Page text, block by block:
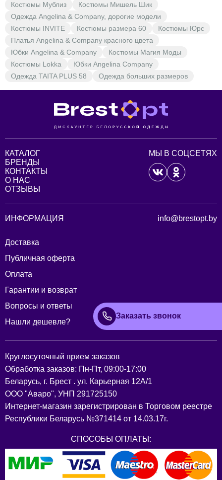
Костюмы Мублиз
Костюмы Мишель Шик
Одежда Angelina & Company, дорогие модели
Костюмы INVITE
Костюмы размера 60
Костюмы Юрс
Платья Angelina & Company красного цвета
Юбки Angelina & Company
Костюмы Магия Моды
Костюмы Lokka
Юбки Angelina Company
Одежда TAITA PLUS 58
Одежда больших размеров
КАТАЛОГ
БРЕНДЫ
КОНТАКТЫ
О НАС
ОТЗЫВЫ
МЫ В СОЦСЕТЯХ
ИНФОРМАЦИЯ
Доставка
Публичная оферта
Оплата
Гарантии и возврат
Вопросы и ответы
Нашли дешевле?
info@brestopt.by
Заказать звонок
Круглосуточный прием заказов
Обработка заказов: Пн-Пт, 09:00-17:00
Беларусь, г. Брест . ул. Карьерная 12А/1
ООО "Аваро", УНП 291725150
Интернет-магазин зарегистрирован в Торговом реестре
Республики Беларусь №371414 от 14.03.17г.
СПОСОБЫ ОПЛАТЫ: